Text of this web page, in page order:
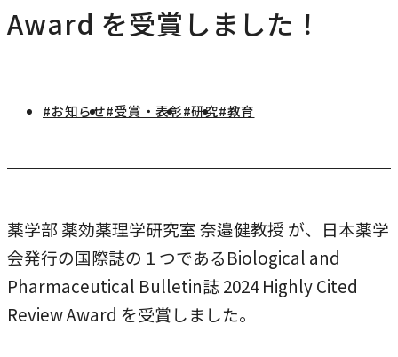
各種取り組み
設置認可・届出関係
法学部
現代社会学部
薬学部
看護学部
農学部
社会連携
学生生活トップ
キャンパスライフ
学費・奨学金
ボランティア
就職・キャリア
キャリア支援
資格取得サポート
採用ご担当の方へ
在学生の方へ
グローバルセンター
危機管理対応
本学への正規留学生に対する支援
本学への短期留学生に対する支援
Award を受賞しました！
#お知らせ#受賞・表彰#研究#教育
薬学部 薬効薬理学研究室 奈邉健教授 が、日本薬学
会発行の国際誌の１つであるBiological and
Pharmaceutical Bulletin誌 2024 Highly Cited
Review Award を受賞しました。